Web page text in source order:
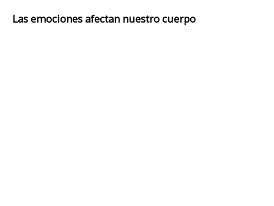
Las emociones afectan nuestro cuerpo